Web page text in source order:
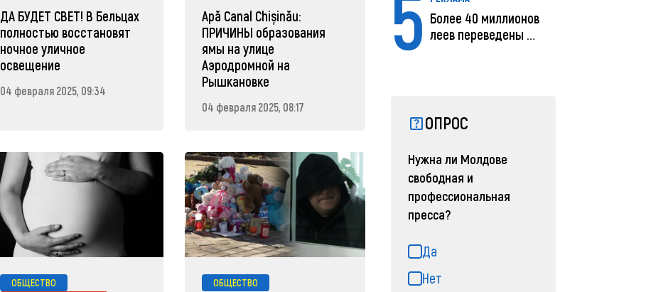
ДА БУДЕТ СВЕТ! В Бельцах
полностью восстановят
ночное уличное
освещение
04 февраля 2025, 09:34
Apă Canal Chișinău:
ПРИЧИНЫ образования
ямы на улице
Аэродромной на
Рышкановке
04 февраля 2025, 08:17
ОБЩЕСТВО
ОБЩЕСТВО
Более 40 миллионов
леев переведены с
ОПРОС
Нужна ли Молдове
свободная и
профессиональная
пресса?
Да
Нет